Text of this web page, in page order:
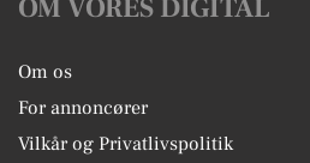
OM VORES DIGITAL
Om os
For annoncører
Vilkår og Privatlivspolitik